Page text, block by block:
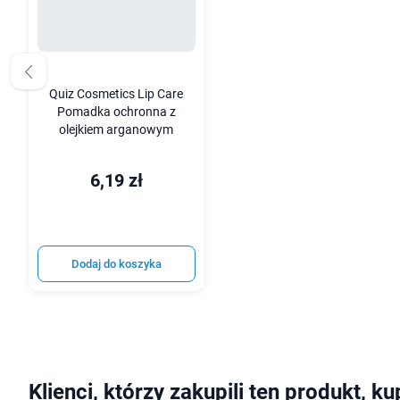
Quiz Cosmetics Lip Care
Pomadka ochronna z
olejkiem arganowym
6,19 zł
Dodaj do koszyka
Klienci, którzy zakupili ten produkt,